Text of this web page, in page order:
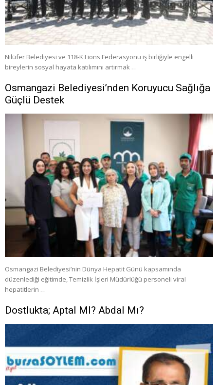
Nilüfer Belediyesi ve 118-K Lions Federasyonu iş birliğiyle engelli
bireylerin sosyal hayata katılımını artırmak …
Osmangazi Belediyesi’nden Koruyucu Sağlığa
Güçlü Destek
Osmangazi Belediyesi’nin Dünya Hepatit Günü kapsamında
düzenlediği eğitimde, Temizlik İşleri Müdürlüğü personeli viral
hepatitlerin …
Dostlukta; Aptal MI? Abdal Mı?